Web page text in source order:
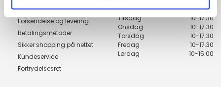
Handelsbetingelser
Forsendelse og levering
Betalingsmetoder
Sikker shopping på nettet
Kundeservice
Fortrydelsesret
Mandag
10-17.30
Tirsdag
10-17.30
Onsdag
10-17.30
Torsdag
10-17.30
Fredag
10-17.30
Lørdag
10-15.00